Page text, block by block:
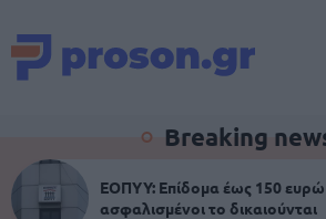
Breaking
ΕΟΠΥΥ: Επίδομα έως 150 ευρώ
ασφαλισμένοι το δικαιούνται